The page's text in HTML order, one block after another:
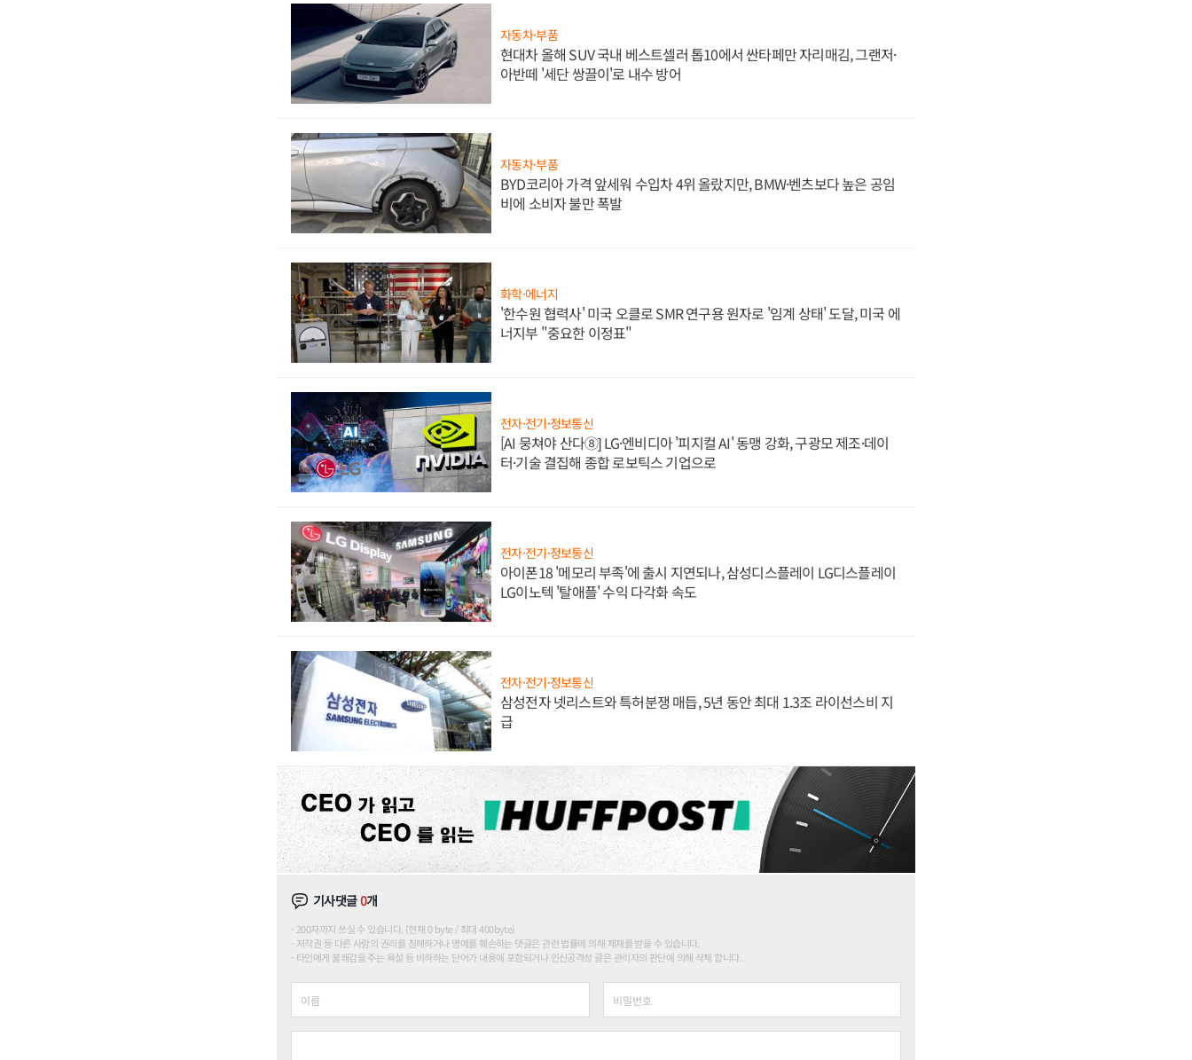
자동차·부품
현대차 올해 SUV 국내 베스트셀러 톱10에서 싼타페만 자리매김, 그랜저·
아반떼 '세단 쌍끌이'로 내수 방어
자동차·부품
BYD코리아 가격 앞세워 수입차 4위 올랐지만, BMW·벤츠보다 높은 공임
비에 소비자 불만 폭발
화학·에너지
'한수원 협력사' 미국 오클로 SMR 연구용 원자로 '임계 상태' 도달, 미국 에
너지부 "중요한 이정표"
전자·전기·정보통신
[AI 뭉쳐야 산다⑧] LG·엔비디아 '피지컬 AI' 동맹 강화, 구광모 제조·데이
터·기술 결집해 종합 로보틱스 기업으로
전자·전기·정보통신
아이폰18 '메모리 부족'에 출시 지연되나, 삼성디스플레이 LG디스플레이
LG이노텍 '탈애플' 수익 다각화 속도
전자·전기·정보통신
삼성전자 넷리스트와 특허분쟁 매듭, 5년 동안 최대 1.3조 라이선스비 지
급
기사댓글0개
200자까지 쓰실 수 있습니다. (현재 0 byte / 최대 400byte)
저작권 등 다른 사람의 권리를 침해하거나 명예를 훼손하는 댓글은 관련 법률에 의해 제재를 받을 수 있습니다.
타인에게 불쾌감을 주는 욕설 등 비하하는 단어가 내용에 포함되거나 인신공격성 글은 관리자의 판단에 의해 삭제 합니다.